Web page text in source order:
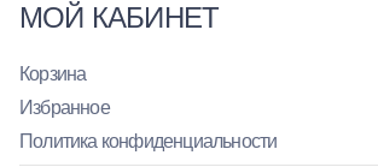
МОЙ КАБИНЕТ
Корзина
Избранное
Политика конфиденциальности